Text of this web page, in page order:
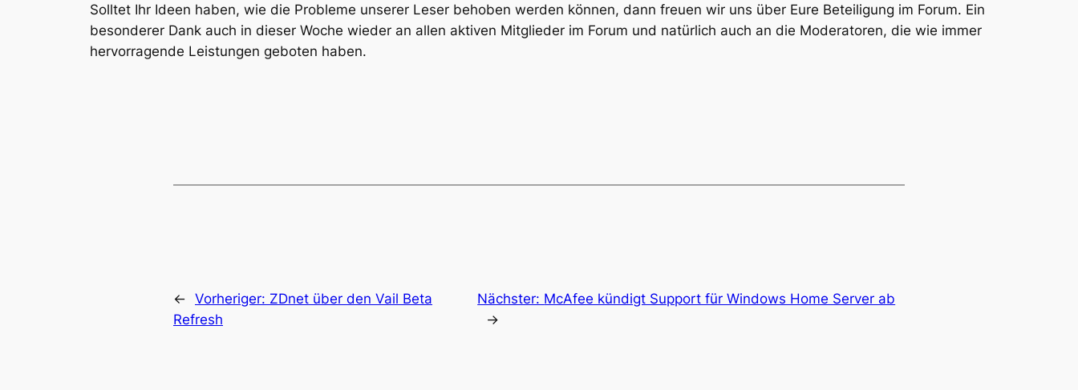
Solltet Ihr Ideen haben, wie die Probleme unserer Leser behoben werden können, dann freuen wir uns über Eure Beteiligung im Forum. Ein
besonderer Dank auch in dieser Woche wieder an allen aktiven Mitglieder im Forum und natürlich auch an die Moderatoren, die wie immer
hervorragende Leistungen geboten haben.
← Vorheriger: ZDnet über den Vail Beta
Refresh
Nächster: McAfee kündigt Support für Windows Home Server ab
→